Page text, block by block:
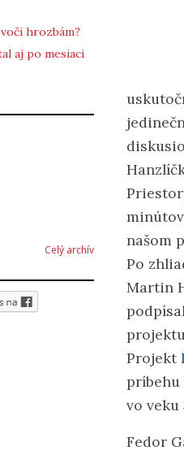
našom
Po
Martin
Projekt
príbehu
vo veku
Fedor
hrozbám?
aj po mesiaci
Celý archív